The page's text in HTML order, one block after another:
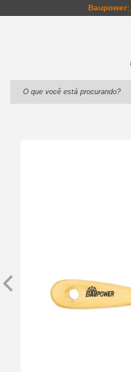
Baupower: